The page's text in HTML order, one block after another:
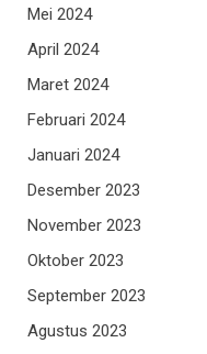
Mei 2024
April 2024
Maret 2024
Februari 2024
Januari 2024
Desember 2023
November 2023
Oktober 2023
September 2023
Agustus 2023